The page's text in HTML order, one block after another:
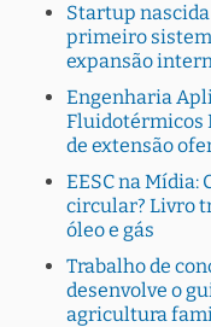
Startup
primeiro
expansão
Engenharia
Fluidotérmicos
de extensão
EESC na Mídia:
circular? Livro
óleo e gás
Trabalho de
desenvolve o
agricultura